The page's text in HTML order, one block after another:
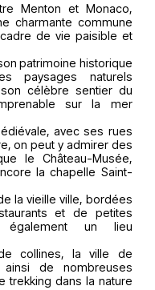
Menton et Monaco,
charmante commune
de vie paisible et
patrimoine historique
paysages naturels
célèbre sentier du
sur la mer
avec ses rues
on peut y admirer des
le Château-Musée,
la chapelle Saint-
la vieille ville, bordées
et de petites
également un lieu
collines, la ville de
ainsi de nombreuses
trekking dans la nature